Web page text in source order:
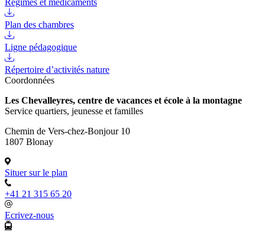
Régimes et médicaments
Plan des chambres
Ligne pédagogique
Répertoire d’activités nature
Coordonnées
Les Chevalleyres, centre de vacances et école à la montagne
Service quartiers, jeunesse et familles
Chemin de Vers-chez-Bonjour 10
1807 Blonay
Situer sur le plan
+41 21 315 65 20
Ecrivez-nous